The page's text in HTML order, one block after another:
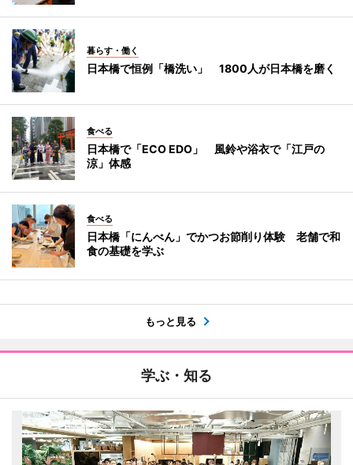
暮らす・働く
日本橋で恒例「橋洗い」 1800人が日本橋を磨く
食べる
日本橋で「ECO EDO」 風鈴や浴衣で「江戸の
涼」体感
食べる
日本橋「にんべん」でかつお節削り体験 老舗で和
食の基礎を学ぶ
もっと見る
学ぶ・知る